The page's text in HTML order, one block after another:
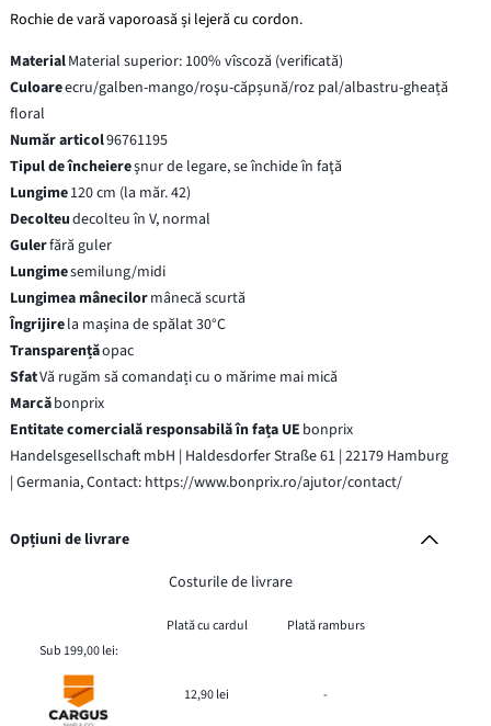
Rochie de vară vaporoasă și lejeră cu cordon.
MaterialMaterial superior: 100% vîscoză (verificată)
Culoareecru/galben-mango/roşu-căpșună/roz pal/albastru-gheață
floral
Număr articol96761195
Tipul de încheiereşnur de legare, se închide în faţă
Lungime120 cm (la măr. 42)
Decolteudecolteu în V, normal
Gulerfără guler
Lungimesemilung/midi
Lungimea mânecilormânecă scurtă
Îngrijirela maşina de spălat 30°C
Transparențăopac
SfatVă rugăm să comandați cu o mărime mai mică
Marcăbonprix
Entitate comercială responsabilă în fața UE bonprix
Handelsgesellschaft mbH | Haldesdorfer Straße 61 | 22179 Hamburg
| Germania, Contact: https://www.bonprix.ro/ajutor/contact/
Opțiuni de livrare
Costurile de livrare
Plată cu cardul
Plată ramburs
Sub 199,00 lei:
12,90 lei -